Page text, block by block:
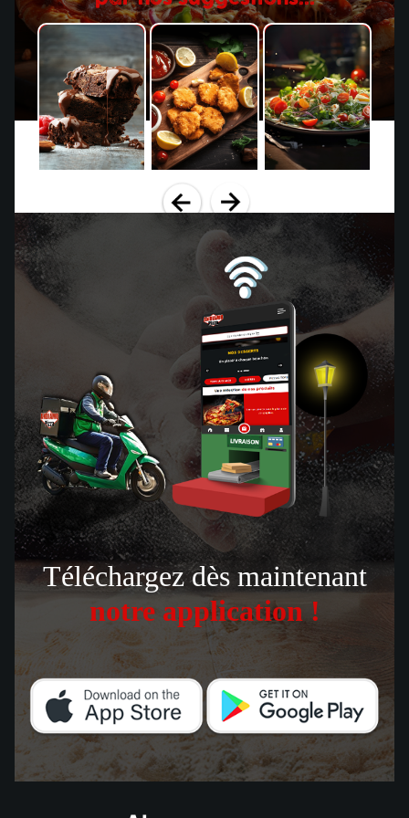
Téléchargez dès maintenant
notre application !